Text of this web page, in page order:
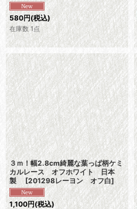
580円(税込)
在庫数 1点
３ｍ！幅2.8cm綺麗な葉っぱ柄ケミ
カルレース オフホワイト 日本
製 [201298レーヨン オフ白]
1,100円(税込)